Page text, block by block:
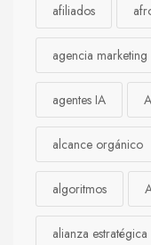
afiliados
agencia marketing
agentes IA
alcance orgánico
algoritmos
alianza estratégica